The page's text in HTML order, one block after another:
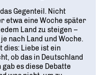
Gegenteil. Nicht
etwa eine Woche später
Land zu steigen –
nach Land und Woche.
dies: Liebe ist ein
ob das in Deutschland
es diese Debatte